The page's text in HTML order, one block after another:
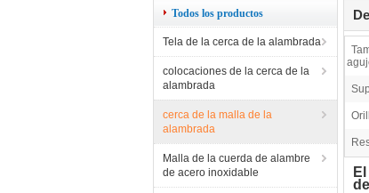
Todos los productos
Tela de la cerca de la alambrada
colocaciones de la cerca de la
alambrada
cerca de la malla de la
alambrada
Malla de la cuerda de alambre
de acero inoxidable